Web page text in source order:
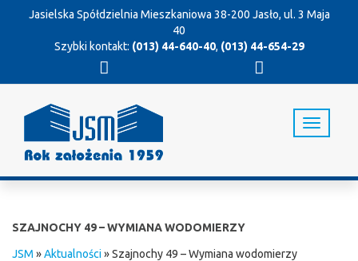
Jasielska Spółdzielnia Mieszkaniowa 38-200 Jasło, ul. 3 Maja
40
Szybki kontakt: (013) 44-640-40, (013) 44-654-29
T
o
SZAJNOCHY 49 – WYMIANA WODOMIERZY
JSM »Aktualności»Szajnochy 49 – Wymiana wodomierzy